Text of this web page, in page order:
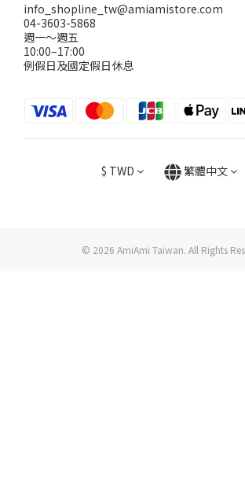
info_shopline_tw@amiamistore.com
04-3603-5868
週一～週五
10:00–17:00
例假日及國定假日休息
$ TWD 繁體中文
© 2026 AmiAmi Taiwan. All Rights